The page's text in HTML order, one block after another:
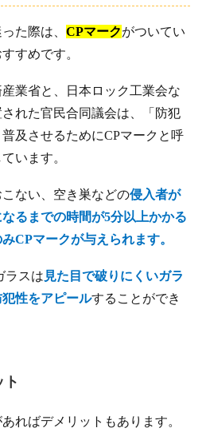
た際は、 CPマークがついてい
すめです。
業省と、日本ロック工業会な
れた官民合同議会は、「防犯
及させるためにCPマークと呼
います。
ない、空き巣などの侵入者が
るまでの時間が5分以上かかる
CPマークが与えられます。
ラスは 見た目で破りにくいガラ
性をアピールすることができ
ト
ればデメリットもあります。